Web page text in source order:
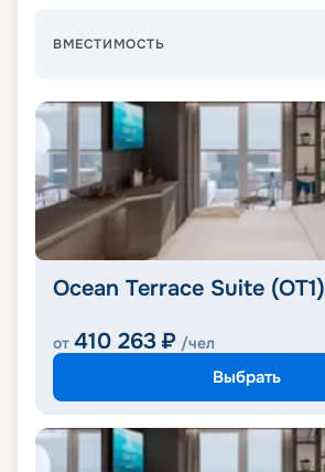
ВМЕСТИМОСТЬ
Ocean Terrace Suite (OT1)
от 410 263 ₽ /чел
Выбрать